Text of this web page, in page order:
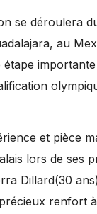
se déroulera
au
et pièce
lors de ses
Dillard(30
renfort